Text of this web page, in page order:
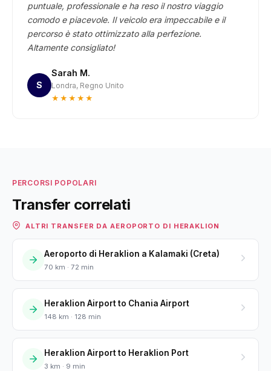
puntuale, professionale e ha reso il nostro viaggio
comodo e piacevole. Il veicolo era impeccabile e il
percorso è stato ottimizzato alla perfezione.
Altamente consigliato!
S
Sarah M.
Londra, Regno Unito
★★★★★
PERCORSI POPOLARI
Transfer correlati
ALTRI TRANSFER DA AEROPORTO DI HERAKLION
Aeroporto di Heraklion a Kalamaki (Creta)
70 km · 72 min
Heraklion Airport to Chania Airport
148 km · 128 min
Heraklion Airport to Heraklion Port
3 km · 9 min